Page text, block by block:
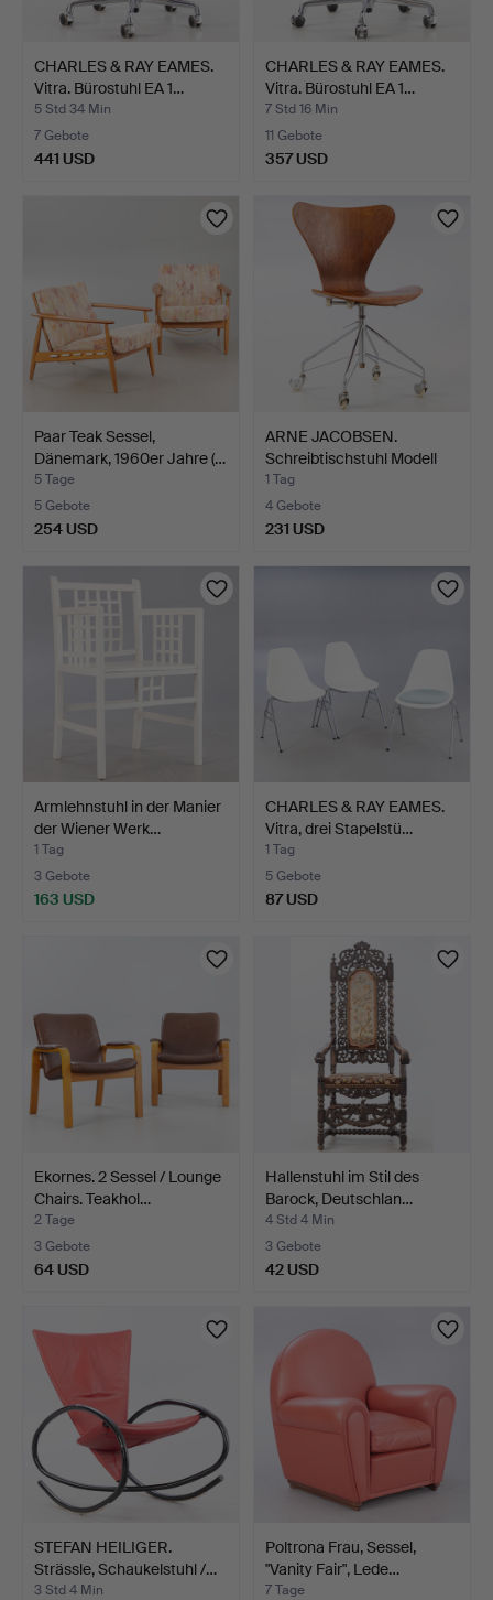
CHARLES & RAY EAMES.
Vitra. Bürostuhl EA 1…
5 Std 34 Min
7 Gebote
441 USD
CHARLES & RAY EAMES.
Vitra. Bürostuhl EA 1…
7 Std 16 Min
11 Gebote
357 USD
Paar Teak Sessel,
Dänemark, 1960er Jahre (…
5 Tage
5 Gebote
254 USD
ARNE JACOBSEN.
Schreibtischstuhl Modell
'3…
1 Tag
4 Gebote
231 USD
Armlehnstuhl in der Manier
der Wiener Werk…
1 Tag
3 Gebote
163 USD
CHARLES & RAY EAMES.
Vitra, drei Stapelstü…
1 Tag
5 Gebote
87 USD
Ekornes. 2 Sessel / Lounge
Chairs. Teakhol…
2 Tage
3 Gebote
64 USD
Hallenstuhl im Stil des
Barock, Deutschlan…
4 Std 4 Min
3 Gebote
42 USD
STEFAN HEILIGER.
Strässle, Schaukelstuhl /…
3 Std 4 Min
Poltrona Frau, Sessel,
"Vanity Fair", Lede…
7 Tage